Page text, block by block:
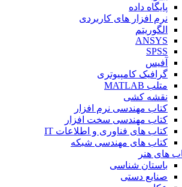
پایگاه داده
نرم افزار های کاربردی
الگوریتم
ANSYS
SPSS
آفیس
گرافیک کامپیوتری
متلب MATLAB
نقشه کشی
کتاب مهندسی نرم افزار
کتاب مهندسی سخت افزار
کتاب های فناوری و اطلاعات IT
کتاب های مهندسی شبکه
های هنر
باستان شناسی
صنایع دستی